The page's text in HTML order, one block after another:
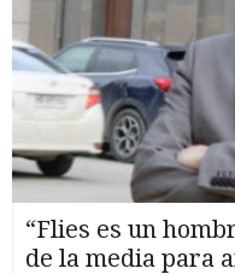
“Flies es un
de la media para